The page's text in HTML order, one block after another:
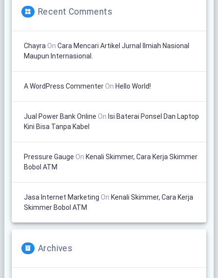
Recent Comments
Chayra On Cara Mencari Artikel Jurnal Ilmiah Nasional
Maupun Internasional.
A WordPress CommenterOn Hello World!
Jual Power Bank Online On Isi Baterai Ponsel Dan Laptop
Kini Bisa Tanpa Kabel
Pressure Gauge On Kenali Skimmer, Cara Kerja Skimmer
Bobol ATM
Jasa Internet Marketing On Kenali Skimmer, Cara Kerja
Skimmer Bobol ATM
Archives